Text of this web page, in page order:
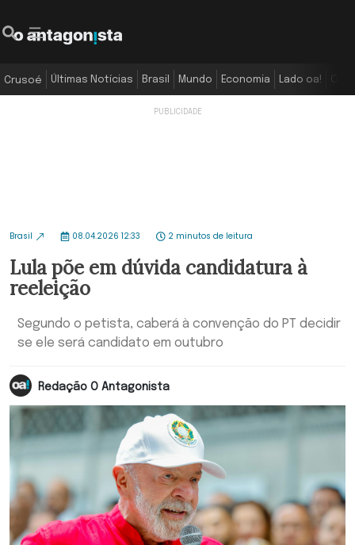
Crusoé Últimas Notícias Brasil Mundo Economia Lado oa!
Brasil 08.04.2026 12:33 2 minutos de leitura
Lula põe em dúvida candidatura à
reeleição
Segundo o petista, caberá à convenção do PT decidir
se ele será candidato em outubro
Redação O Antagonista